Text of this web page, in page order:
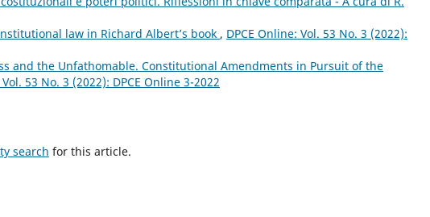
law in Richard Albert’s book , DPCE Online: Vol. 53 No. 3 (2022):
and the Unfathomable. Constitutional Amendments in Pursuit of the
53 No. 3 (2022): DPCE Online 3-2022
search for this article.